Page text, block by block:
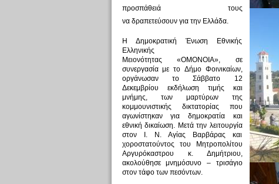
προσπάθειά τους
να δραπετεύσουνγια την Ελλάδα.
Η Δημοκρατική Ένωση Εθνικής
Ελληνικής
Μειονότητας «ΟΜΟΝΟΙΑ»,
σε
συνεργασία με το Δήμο Φοινικαίων,
οργάνωσαν το Σάββατο 12
Δεκεμβρίου εκδήλωση τιμής και
μνήμης, των μαρτύρων της
κομμουνιστικής δικτατορίας που
αγωνίστηκαν για δημοκρατία και
εθνική δικαίωση. Μετά την λειτουργία
στον Ι. Ν. Αγίας Βαρβάρας και
χοροστατούντος του Μητροπολίτου
Αργυρόκαστρου κ. Δημήτριου,
ακολούθησε μνημόσυνο – τρισάγιο
στον τάφο των πεσόντων.